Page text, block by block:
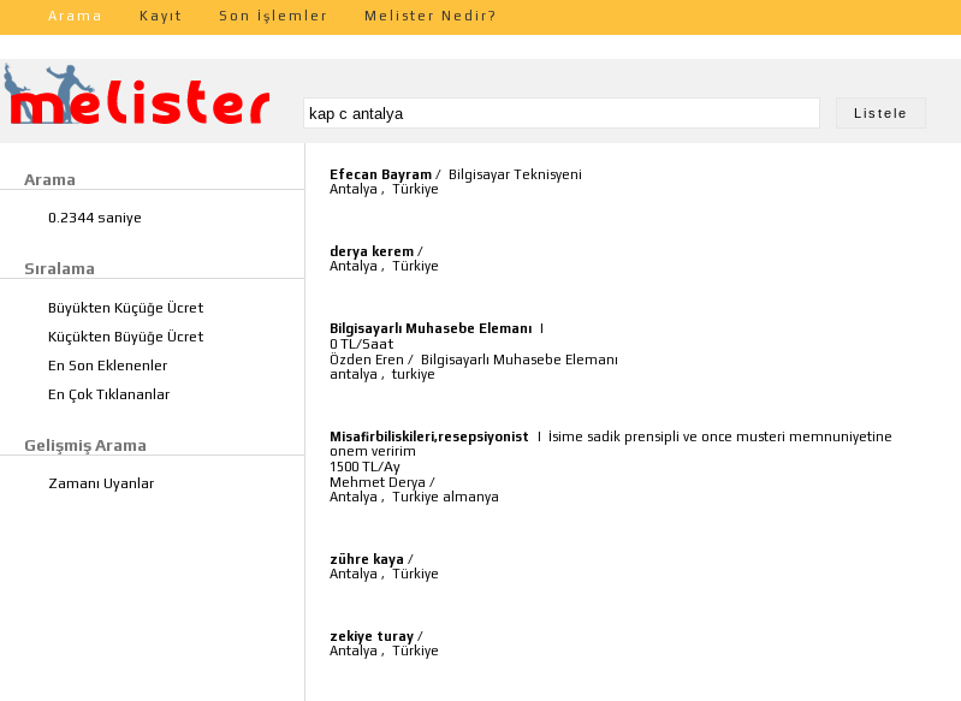
Arama Kayıt Son İşlemler Melister Nedir?
Arama
0.2344 saniye
Sıralama
Büyükten Küçüğe Ücret
Küçükten Büyüğe Ücret
En Son Eklenenler
En Çok Tıklananlar
Gelişmiş Arama
Zamanı Uyanlar
Efecan Bayram / Bilgisayar Teknisyeni
Antalya , Türkiye
derya kerem /
Antalya , Türkiye
Bilgisayarlı Muhasebe Elemanı |
0 TL/Saat
Özden Eren / Bilgisayarlı Muhasebe Elemanı
antalya ,turkiye
Misafirbiliskileri,resepsiyonist | İsime sadik prensipli ve once musteri memnuniyetine
onem veririm
1500 TL/Ay
Mehmet Derya /
Antalya , Turkiye almanya
zühre kaya /
Antalya , Türkiye
zekiye turay /
Antalya , Türkiye